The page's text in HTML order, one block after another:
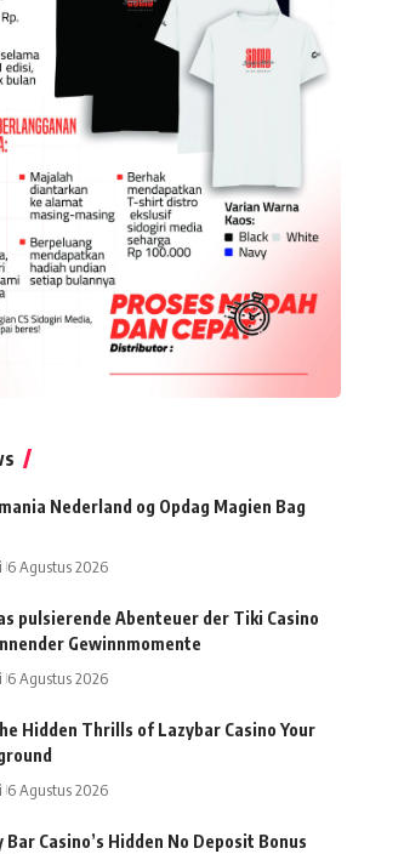
Nederland og Opdag Magien Bag
6 Agustus 2026
pulsierende Abenteuer der Tiki Casino
Gewinnmomente
6 Agustus 2026
Hidden Thrills of Lazybar Casino Your
6 Agustus 2026
Bar Casino’s Hidden No Deposit Bonus